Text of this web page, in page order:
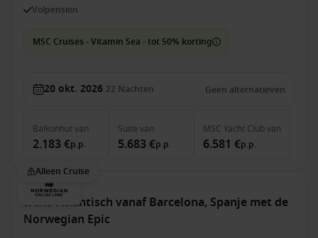
Volpension
MSC Cruises - Vitamin Sea - tot 50% korting
20 okt. 2026 22 Nachten Geen alternatieven
Balkonhutvan
2.183 €p.p.
Suite van
5.683 €p.p.
MSC Yacht Clubvan
6.581 €p.p.
Alleen Cruise
trans-Atlantisch vanaf Barcelona, Spanje met de
Norwegian Epic